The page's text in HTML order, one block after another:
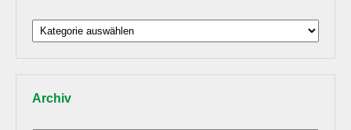
Beiträge
nach
Thema
Archiv